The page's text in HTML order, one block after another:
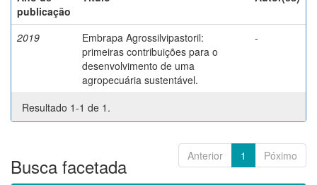
publicação
2019
Embrapa Agrossilvipastoril:
primeiras contribuições para o
desenvolvimento de uma
agropecuária sustentável.
-
Resultado 1-1 de 1.
Anterior 1 Póximo
Busca facetada